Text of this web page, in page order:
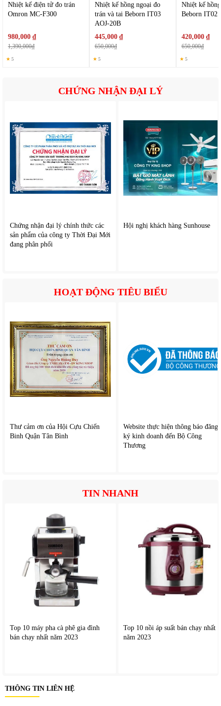
Nhiệt kế điện tử đo trán
Omron MC-F300
980,000 ₫
1,390,000₫
★ 5
Nhiệt kế hồng ngoại đo
trán và tai Beborn IT03
AOJ-20B
445,000 ₫
650,000₫
★ 5
Nhiệt kế
Beborn IT02
420,000 ₫
650,000₫
★ 5
CHỨNG NHẬN ĐẠI LÝ
Chứng nhận đại lý chính thức các
sản phẩm của công ty Thời Đại Mới
đang phân phối
Hội nghị khách hàng Sunhouse
HOẠT ĐỘNG TIÊU BIỂU
Thư cảm ơn của Hội Cựu Chiến
Binh Quận Tân Bình
Website thực hiện thông báo đăng
ký kinh doanh đến Bộ Công
Thương
TIN NHANH
Top 10 máy pha cà phê gia đình
bán chạy nhất năm 2023
Top 10 nồi áp suất bán chạy nhất
năm 2023
THÔNG TIN LIÊN HỆ